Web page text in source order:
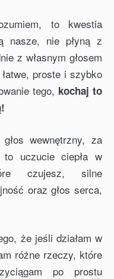
to kwestia
nasze, nie płyną z
z własnym głosem
proste i szybko
tego, kochaj to
wewnętrzny, za
uczucie ciepła w
czujesz, silne
oraz głos serca,
że jeśli działam w
różne rzeczy, które
po prostu